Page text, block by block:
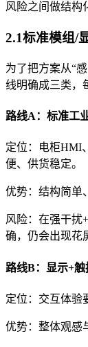
风险之间做结构
2.1标准模组/
为了把方案从“
线明确成三类，
路线A：标准工
定位：电柜HMI
便、供货稳定。
优势：结构简单
风险：在强干扰
确，仍会出现花
路线B：显示+触
定位：交互体验
优势：整体观感